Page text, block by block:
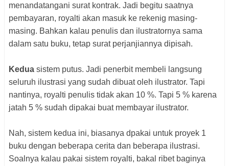
menandatangani surat kontrak. Jadi begitu saatnya
pembayaran, royalti akan masuk ke rekenig masing-
masing. Bahkan kalau penulis dan ilustratornya sama
dalam satu buku, tetap surat perjanjiannya dipisah.
Kedua sistem putus. Jadi penerbit membeli langsung
seluruh ilustrasi yang sudah dibuat oleh ilustrator. Tapi
nantinya, royalti penulis tidak akan 10 %. Tapi 5 % karena
jatah 5 % sudah dipakai buat membayar ilustrator.
Nah, sistem kedua ini, biasanya dpakai untuk proyek 1
buku dengan beberapa cerita dan beberapa ilustrasi.
Soalnya kalau pakai sistem royalti, bakal ribet baginya